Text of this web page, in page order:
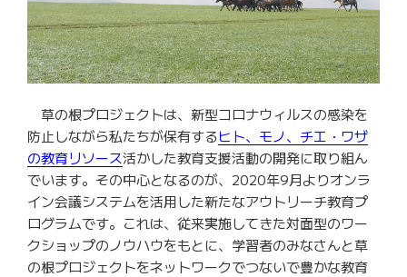
草の根プロジェクトは、新型コロナウィルスの感染を
防止しながら私たちが保有するヒト、モノ、チエ・ワザ
の教育リソース活かした教育支援活動の開発に取り組ん
でいます。その中心となるのが、2020年9月よりオンラ
イン会議システムを活用した新たなアウトリーチ教育プ
ログラムです。これは、従来実施してきた対面型のワー
クショップのノウハウをもとに、学習者のみなさんと草
の根プロジェクトをネットワークでつないで豊かな教育